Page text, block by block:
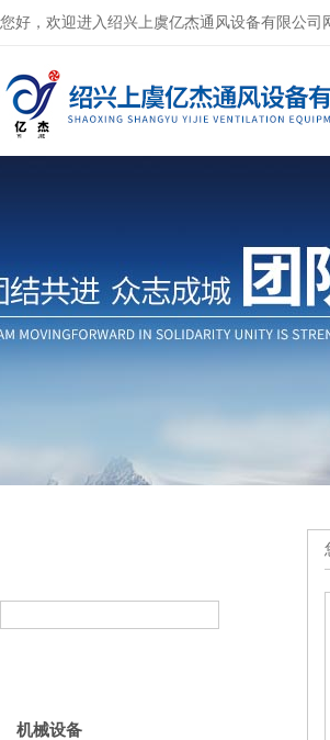
您好，欢迎进入绍兴上虞亿杰通风设备有限公司
机械设备